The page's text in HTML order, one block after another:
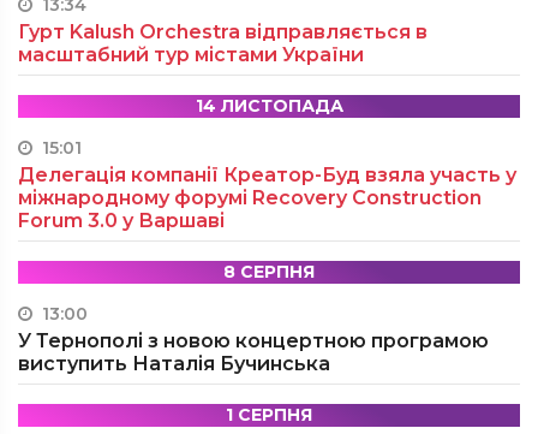
13:34
Гурт Kalush Orchestra відправляється в
масштабний тур містами України
14 ЛИСТОПАДА
15:01
Делегація компанії Креатор-Буд взяла участь у
міжнародному форумі Recovery Construction
Forum 3.0 у Варшаві
8 СЕРПНЯ
13:00
У Тернополі з новою концертною програмою
виступить Наталія Бучинська
1 СЕРПНЯ